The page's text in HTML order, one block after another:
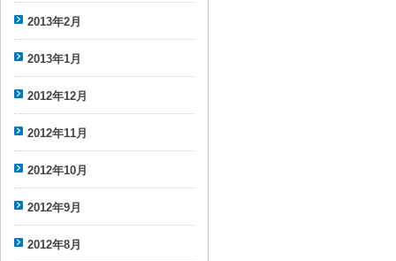
2013年2月
2013年1月
2012年12月
2012年11月
2012年10月
2012年9月
2012年8月